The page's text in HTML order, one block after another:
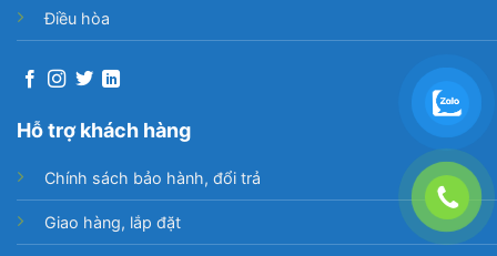
Điều hòa
Hỗ trợ khách hàng
Chính sách bảo hành, đổi trả
Giao hàng, lắp đặt